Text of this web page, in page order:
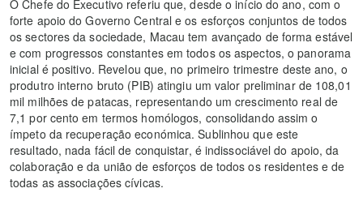
O Chefe do Executivo referiu que, desde o início do ano, com o
forte apoio do Governo Central e os esforços conjuntos de todos
os sectores da sociedade, Macau tem avançado de forma estável
e com progressos constantes em todos os aspectos, o panorama
inicial é positivo. Revelou que, no primeiro trimestre deste ano, o
produtro interno bruto (PIB) atingiu um valor preliminar de 108,01
mil milhões de patacas, representando um crescimento real de
7,1 por cento em termos homólogos, consolidando assim o
ímpeto da recuperação económica. Sublinhou que este
resultado, nada fácil de conquistar, é indissociável do apoio, da
colaboração e da união de esforços de todos os residentes e de
todas as associações cívicas.